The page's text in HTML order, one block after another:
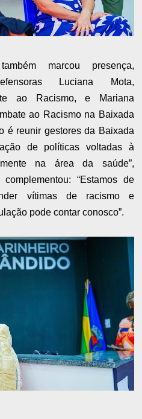
marcou presença,
Luciana Mota,
ao Racismo, e Mariana
ao Racismo na Baixada
é reunir gestores da Baixada
de políticas voltadas à
na área da saúde”,
“Estamos de
vítimas de racismo e
pode contar conosco”.